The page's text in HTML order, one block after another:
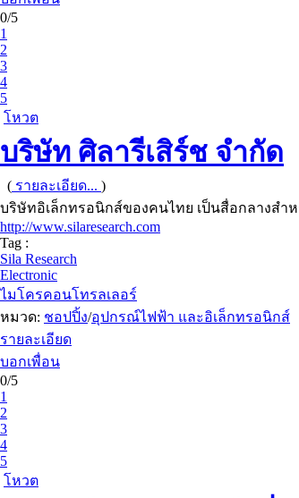
0/5
1
2
3
4
5
โหวต
บริษัท ศิลารีเสิร์ช จำกัด
( รายละเอียด... )
บริษัทอิเล็กทรอนิกส์ของคนไทย เป็นสื่อกลางสำ
http://www.silaresearch.com
Tag :
Sila Research
Electronic
ไมโครคอนโทรลเลอร์
หมวด: ชอปปิ้ง/อุปกรณ์ไฟฟ้า และอิเล็กทรอนิกส์
รายละเอียด
บอกเพื่อน
0/5
1
2
3
4
5
โหวต